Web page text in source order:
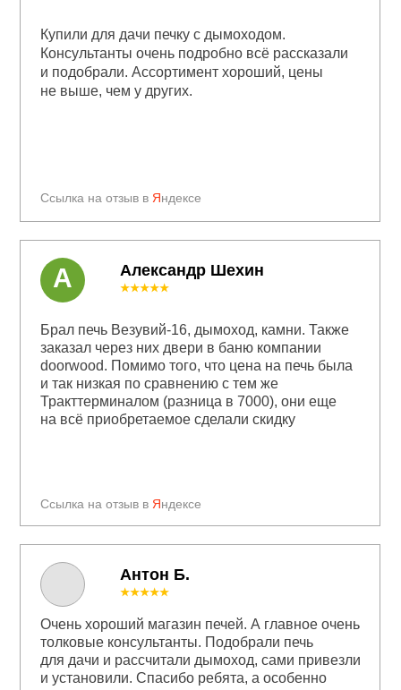
Антон Б.
Ссылка на отзыв в Яндексе
Купили для дачи печку с дымоходом.
Консультанты очень подробно всё рассказали
и подобрали. Ассортимент хороший, цены
не выше, чем у других.
Александр Шехин
Ссылка на отзыв в Яндексе
★★★★★
Брал печь Везувий-16, дымоход, камни. Также
заказал через них двери в баню компании
doorwood. Помимо того, что цена на печь была
и так низкая по сравнению с тем же
Тракттерминалом (разница в 7000), они еще
на всё приобретаемое сделали скидку
А
★★★★★
Очень хороший магазин печей. А главное очень
толковые консультанты. Подобрали печь
для дачи и рассчитали дымоход, сами привезли
и установили. Спасибо ребята, а особенно